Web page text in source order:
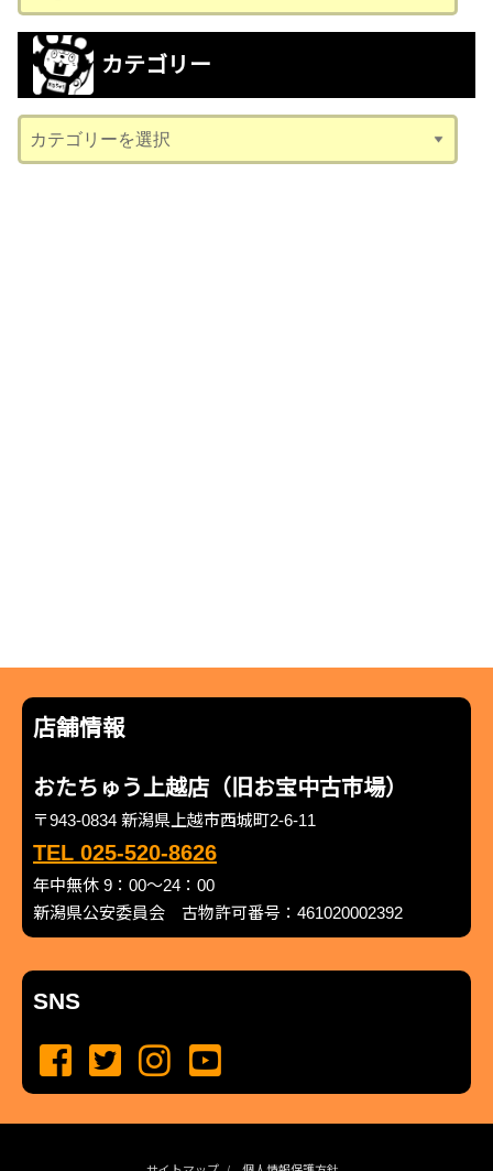
ー
カ
ブ
カテゴリー
テ
店舗情報
おたちゅう上越店（旧お宝中古市場）
〒943-0834 新潟県上越市西城町2-6-11
TEL 025-520-8626
年中無休 9：00～24：00
新潟県公安委員会 古物許可番号：461020002392
SNS